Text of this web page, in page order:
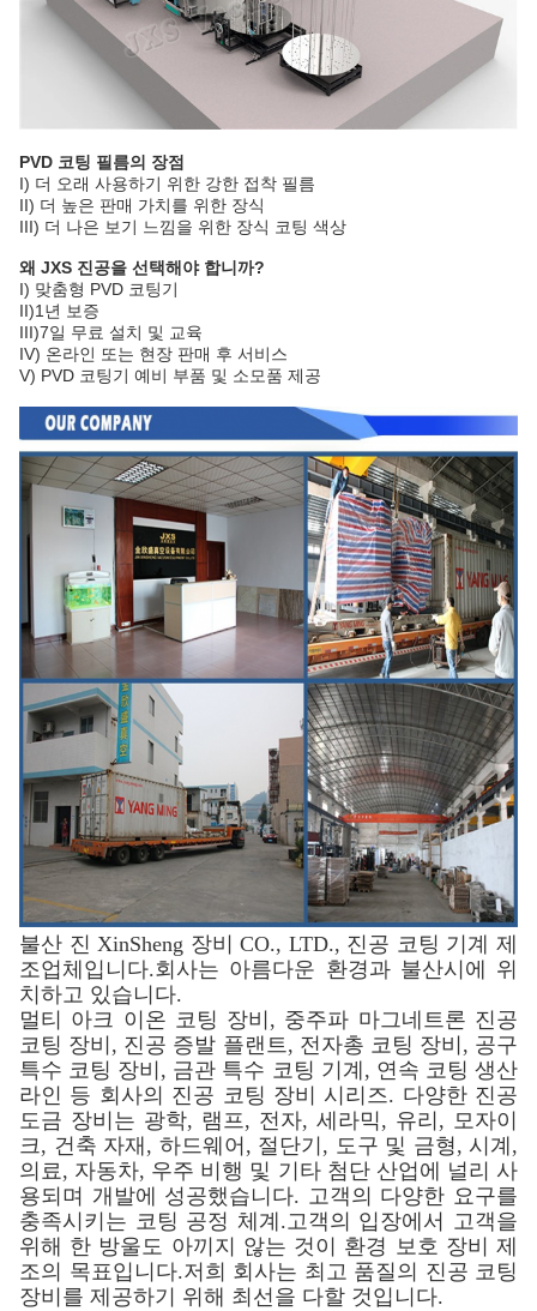
PVD 코팅 필름의 장점
I) 더 오래 사용하기 위한 강한 접착 필름
II) 더 높은 판매 가치를 위한 장식
III) 더 나은 보기 느낌을 위한 장식 코팅 색상
왜 JXS 진공을 선택해야 합니까?
I) 맞춤형 PVD 코팅기
II)1년 보증
III)7일 무료 설치 및 교육
IV) 온라인 또는 현장 판매 후 서비스
V) PVD 코팅기 예비 부품 및 소모품 제공
불산 진 XinSheng 장비 CO., LTD., 진공 코팅 기계 제
조업체입니다.회사는 아름다운 환경과 불산시에 위
치하고 있습니다.
멀티 아크 이온 코팅 장비, 중주파 마그네트론 진공
코팅 장비, 진공 증발 플랜트, 전자총 코팅 장비, 공구
특수 코팅 장비, 금관 특수 코팅 기계, 연속 코팅 생산
라인 등 회사의 진공 코팅 장비 시리즈. 다양한 진공
도금 장비는 광학, 램프, 전자, 세라믹, 유리, 모자이
크, 건축 자재, 하드웨어, 절단기, 도구 및 금형, 시계,
의료, 자동차, 우주 비행 및 기타 첨단 산업에 널리 사
용되며 개발에 성공했습니다. 고객의 다양한 요구를
충족시키는 코팅 공정 체계.고객의 입장에서 고객을
위해 한 방울도 아끼지 않는 것이 환경 보호 장비 제
조의 목표입니다.저희 회사는 최고 품질의 진공 코팅
장비를 제공하기 위해 최선을 다할 것입니다.